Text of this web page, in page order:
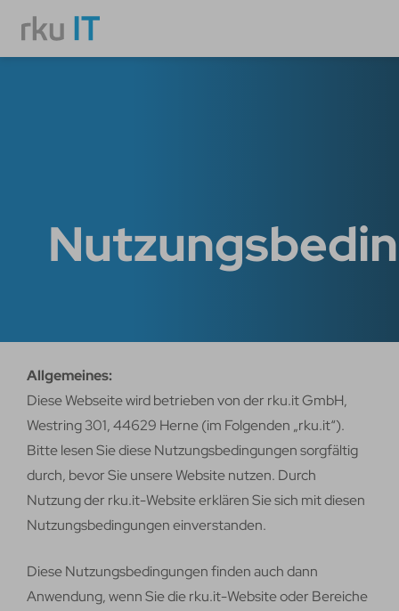
Allgemeines:
Diese Webseite wird betrieben von der rku.it GmbH,
Westring 301, 44629 Herne (im Folgenden „rku.it“).
Bitte lesen Sie diese Nutzungsbedingungen sorgfältig
durch, bevor Sie unsere Website nutzen. Durch
Nutzung der rku.it-Website erklären Sie sich mit diesen
Nutzungsbedingungen einverstanden.
Diese Nutzungsbedingungen finden auch dann
Anwendung, wenn Sie die rku.it-Website oder Bereiche